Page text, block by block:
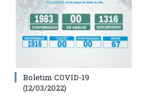
Boletim COVID-19
(12/03/2022)